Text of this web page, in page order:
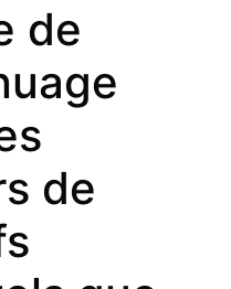
de
de